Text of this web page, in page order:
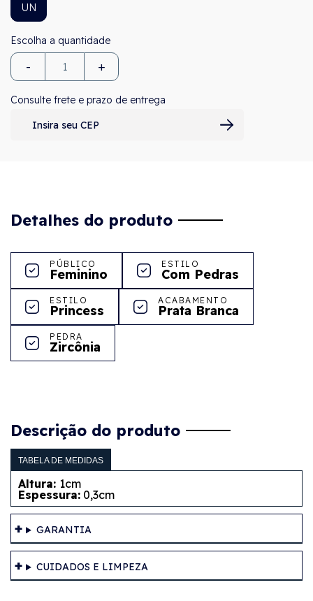
UN
- +
Consulte frete e prazo de entrega
Detalhes do produto
PÚBLICO
Feminino
ESTILO
Com Pedras
ESTILO
Princess
ACABAMENTO
Prata Branca
PEDRA
Zircônia
Descrição do produto
TABELA DE MEDIDAS
Altura: 1cm
Espessura: 0,3cm
GARANTIA
CUIDADOS E LIMPEZA